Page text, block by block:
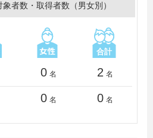
者数・取得者数（男女別）
0 名 2 名
0 名 0 名